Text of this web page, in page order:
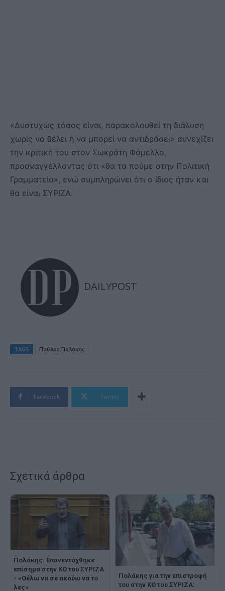
«Δυστυχώς τόσος είναι, παρακολουθεί τη διάλυση
χωρίς να θέλει ή να μπορεί να αντιδράσει» συνεχίζει
την κριτική του στον Σωκράτη Φάμελλο,
προαναγγέλλοντας ότι «θα τα πούμε στην Πολιτική
Γραμματεία», ενώ συμπληρώνει ότι ο ίδιος ήταν και
θα είναι ΣΥΡΙΖΑ.
DAILYPOST
TAGS Παύλος Πολάκης
Facebook Twitter
Σχετικά άρθρα
Πολάκης: Επανεντάχθηκε
επίσημα στην ΚΟ του ΣΥΡΙΖΑ
- «Θέλω να σε ακούω να το
λες»
Πολάκης για την επιστροφή
του στην ΚΟ του ΣΥΡΙΖΑ: